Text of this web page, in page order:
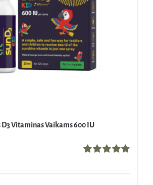
D3 Vitaminas Vaikams 600 IU